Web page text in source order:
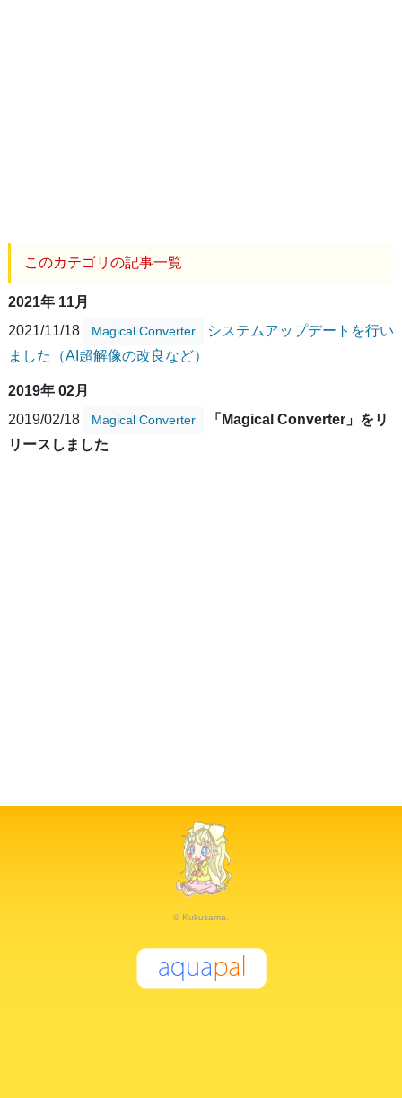
このカテゴリの記事一覧
2021年 11月
2021/11/18
Magical Converter
システムアップデートを行い
ました（AI超解像の改良など）
2019年 02月
2019/02/18
Magical Converter
「Magical Converter」をリ
リースしました
© Kukusama.